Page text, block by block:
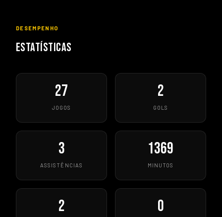
DESEMPENHO
ESTATÍSTICAS
27
JOGOS
2
GOLS
3
ASSISTÊNCIAS
1369
MINUTOS
2 0